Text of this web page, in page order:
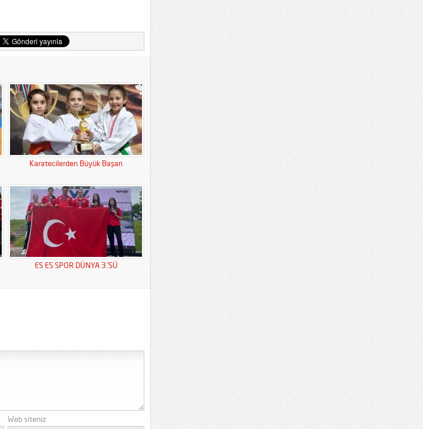
Karatecilerden Büyük Başarı
ES ES SPOR DÜNYA 3.’SÜ
Web siteniz